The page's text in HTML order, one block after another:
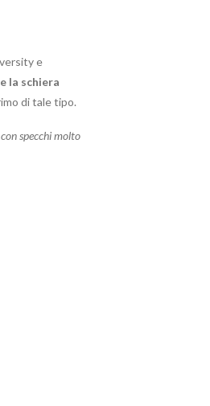
e
la schiera
di tale tipo.
specchi molto